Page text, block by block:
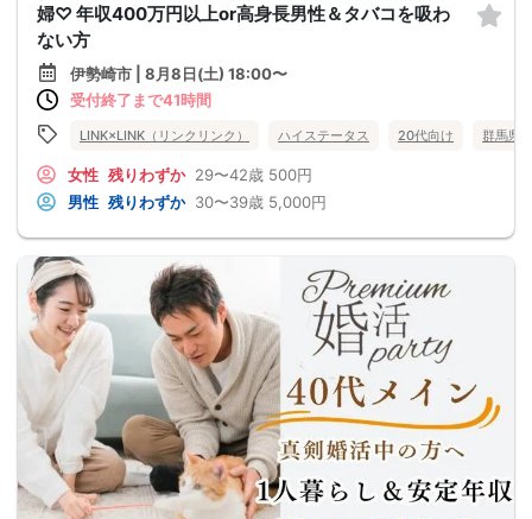
婦♡ 年収400万円以上or高身長男性＆タバコを吸わ
ない方
伊勢崎市 | 8月8日(土) 18:00〜
受付終了まで41時間
LINK×LINK（リンクリンク） ハイステータス 20代向け 群馬県
女性 残りわずか 29〜42歳 500円
男性 残りわずか 30〜39歳 5,000円